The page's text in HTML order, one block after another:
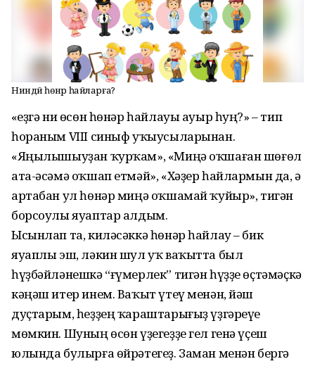
Ниндәй һөнәр һайларға?
«Һеҙгә ни өсөн һөнәр һайлауы ауыр һуң?» – тип
һораным VIII синыф уҡыусыларынан.
«Яңылышыуҙан ҡурҡам», «Миңә оҡшаған шөғөл
ата-әсәмә оҡшап етмәй», «Хәҙер һайлармын да, ә
артабан ул һөнәр миңә оҡшамай ҡуйыр», тигән
борсоулы яуаптар алдым.
Ысынлап та, киләсәккә һөнәр һайлау – бик
яуаплы эш, ләкин шул уҡ ваҡытта был
һүҙбәйләнешкә “ғүмерлек” тигән һүҙҙе өҫтәмәҫкә
кәңәш итер инем. Ваҡыт үтеү менән, йәш
дуҫтарым, һеҙҙең ҡараштарығыҙ үҙгәреүе
мөмкин. Шуның өсөн үҙегеҙҙе гел генә үҫеш
юлында булырға өйрәтегеҙ. Заман менән бергә